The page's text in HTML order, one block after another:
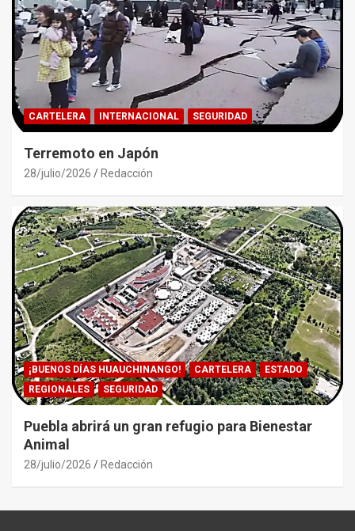
CARTELERA INTERNACIONAL SEGURIDAD
Terremoto en Japón
28/julio/2026 Redacción
¡BUENOS DÍAS HUAUCHINANGO! CARTELERA
ESTADO
REGIONALES
SEGURIDAD
Puebla abrirá un gran refugio para Bienestar
Animal
28/julio/2026 Redacción